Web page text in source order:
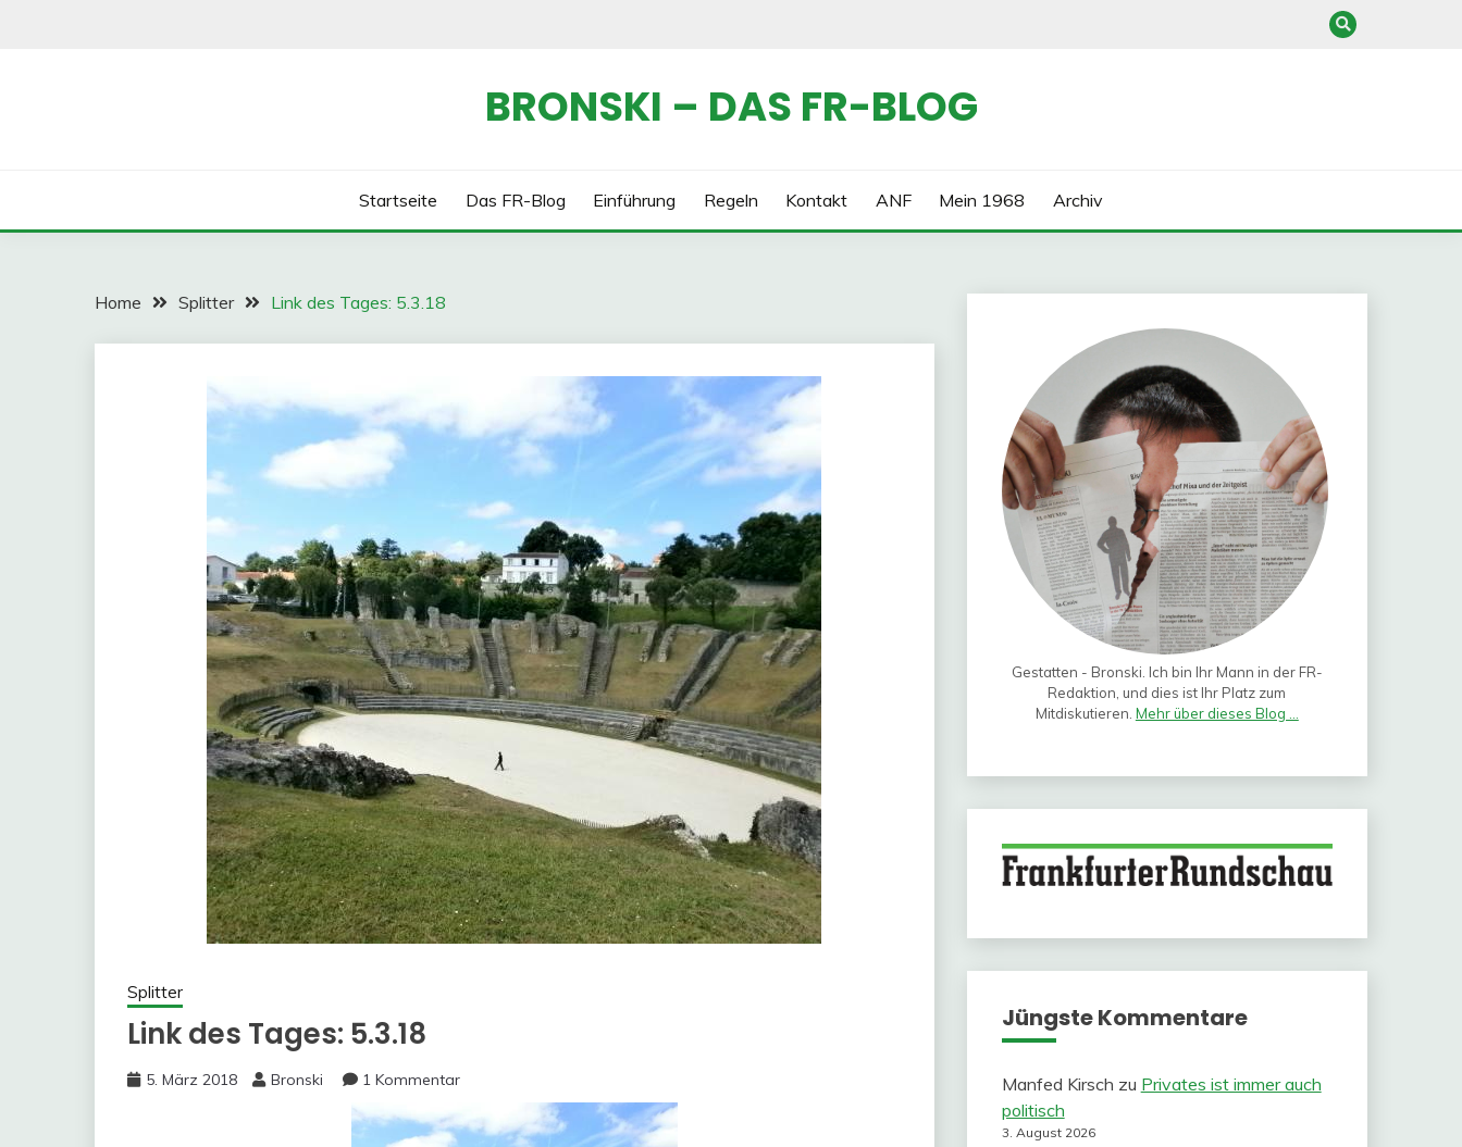
BRONSKI – DAS FR-BLOG
Startseite Das FR-Blog Einführung Regeln Kontakt ANF Mein 1968 Archiv
Home Splitter Link des Tages: 5.3.18
Splitter
Link des Tages: 5.3.18
5. März 2018 Bronski 1 Kommentar
Gestatten - Bronski. Ich bin Ihr Mann in der FR-
Redaktion, und dies ist Ihr Platz zum
Mitdiskutieren. Mehr über dieses Blog ...
Jüngste Kommentare
Manfed Kirsch zu Privates ist immer auch
politisch
3. August 2026